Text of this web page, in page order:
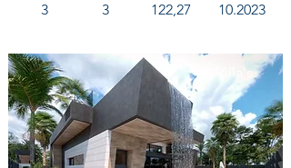
3 3 122,27 10.2023
Villa's